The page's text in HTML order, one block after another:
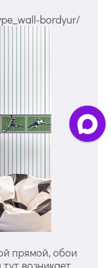
bordyur/
прямой, обои
возникает